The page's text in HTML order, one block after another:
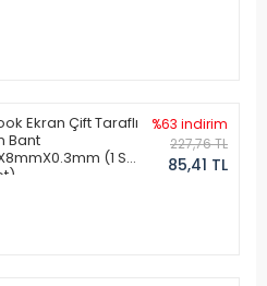
Ekran Çift Taraflı
Bant
(1 Set
%63 indirim
227,76 TL
85,41 TL